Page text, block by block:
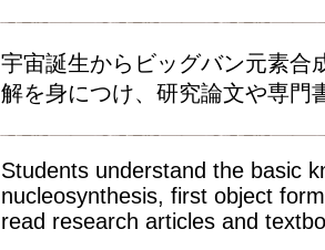
宇宙誕生からビッグバン元素合
解を身につけ、研究論文や専門
Students understand the basic
nucleosynthesis, first object
read research articles and